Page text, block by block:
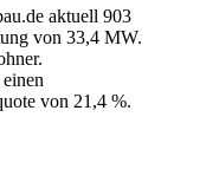
aktuell 903
von 33,4 MW.
von 21,4 %.